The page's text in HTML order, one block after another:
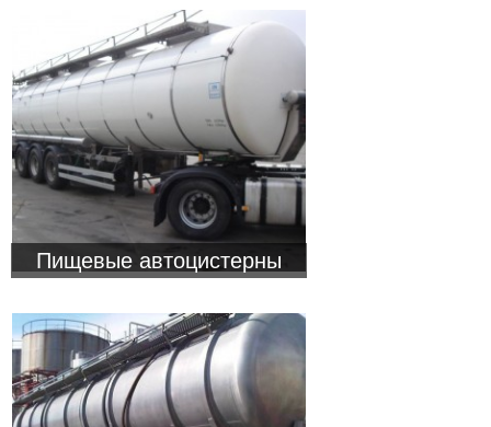
Пищевые автоцистерны